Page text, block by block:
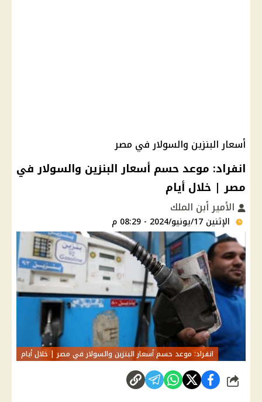
أسعار البنزين والسولار في مصر
انفراد: موعد حسم أسعار البنزين والسولار في
مصر | خلال أيام
الأمير أبن الملك
الإثنين 17/يونيو/2024 - 08:29 م
انفراد: موعد حسم أسعار البنزين والسولار في مصر | خلال أيام
شارك